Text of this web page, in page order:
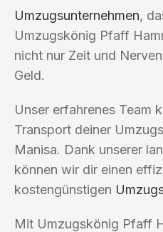
Umzugsunternehmen,
Umzugskönig Pfaff
nicht nur Zeit und
Geld.
Unser erfahrenes Team
Transport deiner
Manisa. Dank unserer
können wir dir einen
kostengünstigen
Mit Umzugskönig Pfaff